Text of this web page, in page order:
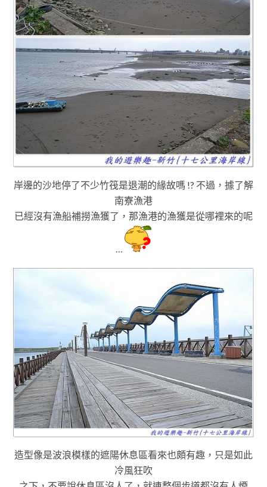
岸邊的沙地停了不少竹筏是退潮的緣故嗎 !? 不過 ， 據了解
南寮漁港
已經沒有漁船補撈漁獲了 ，那漁港的漁獲是從哪裡來的呢
造型像是波浪模樣的遮陽休息區看來也頗有趣，只是如此
冷風狂吹